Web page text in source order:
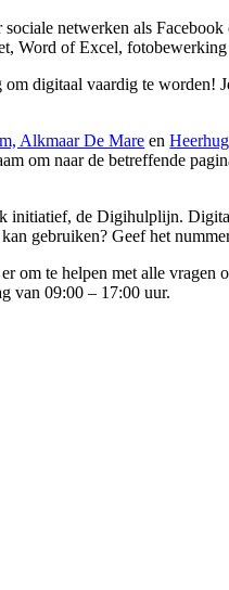
netwerken als
Word of Excel,
om digitaal vaardig te worden!
Alkmaar De Mare en
om naar de betreffende
initiatief, de Digihulplijn.
gebruiken? Geef het
om te helpen met alle vragen
van 09:00 – 17:00 uur.